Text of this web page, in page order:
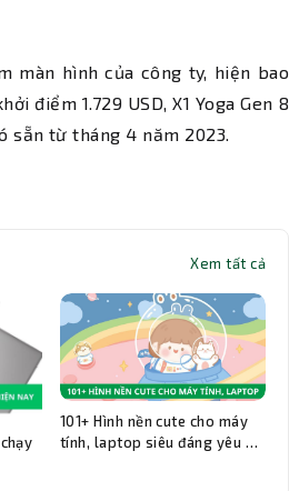
màn hình của công ty, hiện bao
điểm 1.729 USD, X1 Yoga Gen 8
sẵn từ tháng 4 năm 2023.
Xem tất cả
101+ Hình nền cute cho máy
tính, laptop siêu đáng yêu và